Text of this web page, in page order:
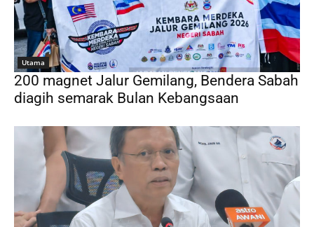
Utama
200 magnet Jalur Gemilang, Bendera Sabah
diagih semarak Bulan Kebangsaan